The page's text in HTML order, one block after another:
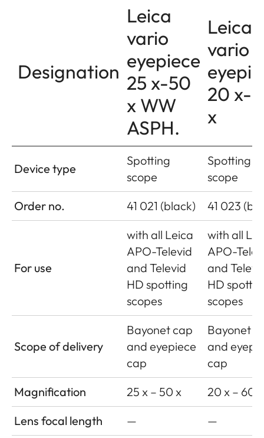
Designation
Leica
vario
eyepiece
25 x-50
x WW
ASPH.
Leica
vario
20 x-
x
Device type
Spotting
scope
Spotting
scope
Order no.
41 021 (black) 41 023
For use
with all Leica
APO-Televid
and Televid
HD spotting
scopes
with all
APO-
and
HD
scopes
Scope of delivery
Bayonet cap
and eyepiece
cap
Bayonet
and
cap
Magnification
25 x – 50 x
20 x – 60 x
Lens focal length
—
—